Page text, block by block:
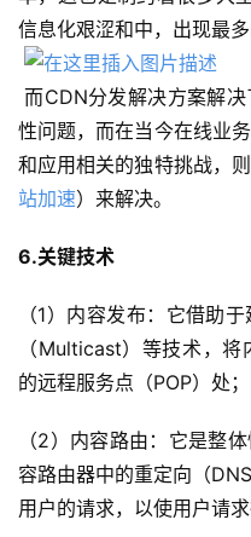
信息化艰涩和中，出现最多
而CDN分发解决方案解决了与静态网站相关的性能和可靠
性问题，而在当今在线业
和应用相关的独特挑战，
站加速）来解决。
6.关键技术
（1）内容发布：它借助
（Multicast）等技术，
的远程服务点（POP）处；
（2）内容路由：它是整
容路由器中的重定向（
用户的请求，以使用户请